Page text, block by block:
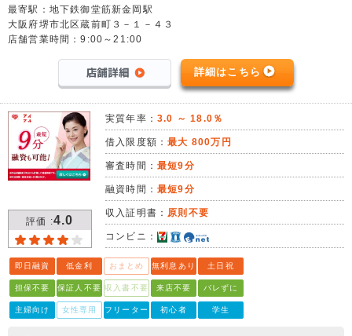
最寄駅：地下鉄御堂筋新金岡駅
大阪府堺市北区蔵前町３－１－４３
店舗営業時間：9:00～21:00
詳細はこちら
評価 :4.0
実質年率： 3.0 ～ 18.0％
借入限度額：最大 800万円
審査時間： 最短9分
融資時間： 最短9分
収入証明書： 原則不要
コンビニ：
即日融資 低金利 おまとめ 無利息あり 土日祝
担保不要 保証人不要 収入書不要 来店不要 バレずに
主婦向け 女性専用 フリーター 初心者 学生